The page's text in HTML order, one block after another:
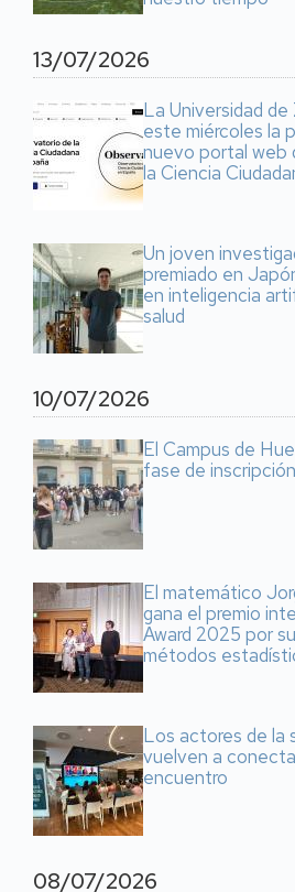
13/07/2026
La Universidad
este miércoles la
nuevo portal web
la Ciencia
Un joven
premiado en
en inteligencia
salud
10/07/2026
El Campus de
fase de
El matemático
gana el premio
Award 2025 por
métodos
Los actores de la
vuelven a
encuentro
08/07/2026